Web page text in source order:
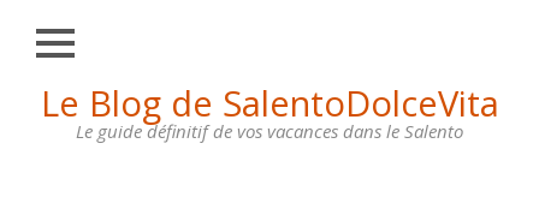
Le Blog de SalentoDolceVita
Le guide définitif de vos vacances dans le Salento
Fermer
HOME
OTRANTO